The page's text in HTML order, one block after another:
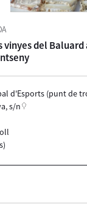
vinyes del
d'Esports (punt de
s/n